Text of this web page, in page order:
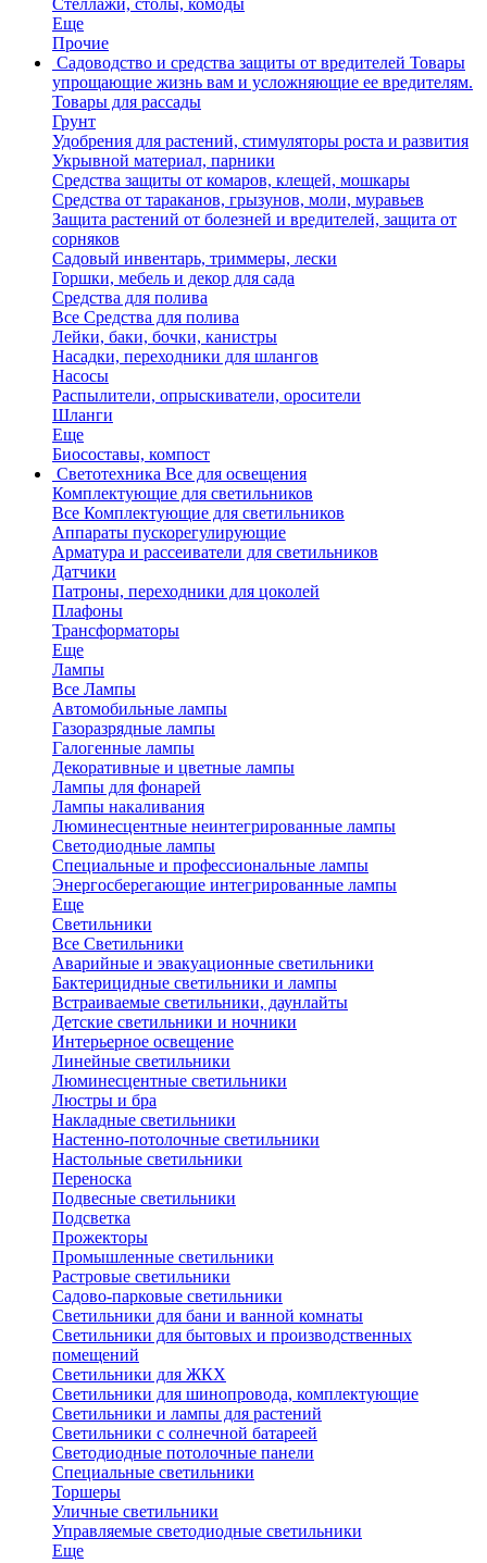
Стеллажи, столы, комоды
Еще
Прочие
Садоводство и средства защиты от вредителей Товары
упрощающие жизнь вам и усложняющие ее вредителям.
Товары для рассады
Грунт
Удобрения для растений, стимуляторы роста и развития
Укрывной материал, парники
Средства защиты от комаров, клещей, мошкары
Средства от тараканов, грызунов, моли, муравьев
Защита растений от болезней и вредителей, защита от
сорняков
Садовый инвентарь, триммеры, лески
Горшки, мебель и декор для сада
Средства для полива
Все Средства для полива
Лейки, баки, бочки, канистры
Насадки, переходники для шлангов
Насосы
Распылители, опрыскиватели, оросители
Шланги
Еще
Биосоставы, компост
Светотехника Все для освещения
Комплектующие для светильников
Все Комплектующие для светильников
Аппараты пускорегулирующие
Арматура и рассеиватели для светильников
Датчики
Патроны, переходники для цоколей
Плафоны
Трансформаторы
Еще
Лампы
Все Лампы
Автомобильные лампы
Газоразрядные лампы
Галогенные лампы
Декоративные и цветные лампы
Лампы для фонарей
Лампы накаливания
Люминесцентные неинтегрированные лампы
Светодиодные лампы
Специальные и профессиональные лампы
Энергосберегающие интегрированные лампы
Еще
Светильники
Все Светильники
Аварийные и эвакуационные светильники
Бактерицидные светильники и лампы
Встраиваемые светильники, даунлайты
Детские светильники и ночники
Интерьерное освещение
Линейные светильники
Люминесцентные светильники
Люстры и бра
Накладные светильники
Настенно-потолочные светильники
Настольные светильники
Переноска
Подвесные светильники
Подсветка
Прожекторы
Промышленные светильники
Растровые светильники
Садово-парковые светильники
Светильники для бани и ванной комнаты
Светильники для бытовых и производственных
помещений
Светильники для ЖКХ
Светильники для шинопровода, комплектующие
Светильники и лампы для растений
Светильники с солнечной батареей
Светодиодные потолочные панели
Специальные светильники
Торшеры
Уличные светильники
Управляемые светодиодные светильники
Еще